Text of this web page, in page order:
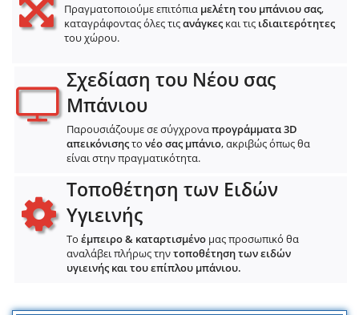
Πραγματοποιούμε επιτόπια μελέτη του μπάνιου σας,
καταγράφοντας όλες τιςανάγκες και τις ιδιαιτερότητες
του χώρου.
Σχεδίαση του Νέου σας
Μπάνιου
Παρουσιάζουμε σε σύγχροναπρογράμματα 3D
απεικόνισηςτο νέο σας μπάνιο, ακριβώς όπως θα
είναι στην πραγματικότητα.
Τοποθέτηση των Ειδών
Υγιεινής
Το έμπειρο & καταρτισμένο μας προσωπικό θα
αναλάβει πλήρως τηντοποθέτηση των ειδών
υγιεινής και του επίπλου μπάνιου.